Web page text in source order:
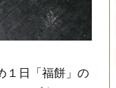
１日「福餅」の